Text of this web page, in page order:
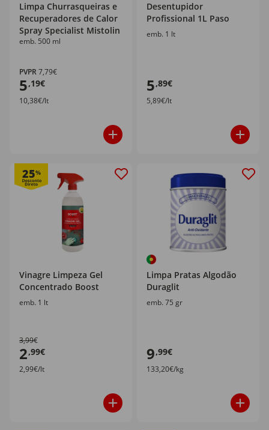
Limpa Churrasqueiras e
Recuperadores de Calor
Spray Specialist Mistolin
emb. 500 ml
PVPR7,79€
5,19€
10,38€/lt
Desentupidor
Profissional 1L Paso
emb. 1 lt
5,89€
5,89€/lt
25%
Vinagre Limpeza Gel
Concentrado Boost
emb. 1 lt
3,99€
2,99€
2,99€/lt
Limpa Pratas Algodão
Duraglit
emb. 75 gr
9,99€
133,20€/kg